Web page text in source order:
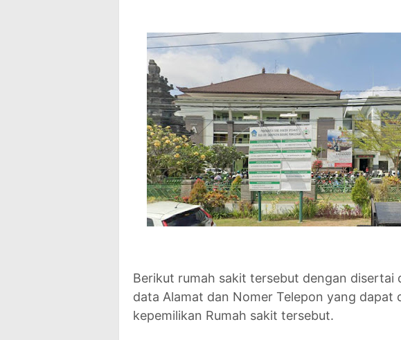
Berikut rumah sakit tersebut dengan disertai
data Alamat dan Nomer Telepon yang dapat
kepemilikan Rumah sakit tersebut.